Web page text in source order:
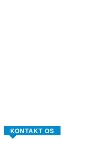
KONTAKT OS